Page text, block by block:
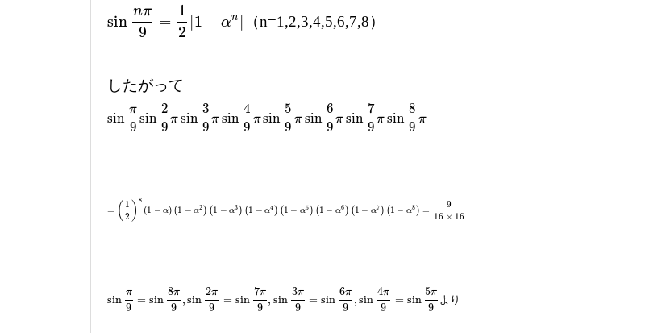
sin
nπ
9
=
1
2
|1 − αn |
sinnπ9= 12 1− α n| （n=1,2,3,4,5,6,7,8）
したがって
sin
π
9
sin
2
9
πsin
3
9
πsin
4
9
πsin
5
9
πsin
6
9
πsin
7
9
π sin
8
9
π
sinπ 9sin29πsin39πsin49πsin59πsin69πsin7 9πsin89 π
= ( 1
2 ) 8
(1 − α) (1 − α2 ) (1 − α3 ) (1 − α4 ) (1 − α5 ) (1 − α6 ) (1 − α7 ) (1 − α8 ) =
9
16 × 16
=( 1 2)8 ( −α (1 −α 2)( 1− α3 )( 1− α4 )(1 − α5 )(1−α 6 )(1 −α7) (1−α 8) =9 16× 16
sin
π
9
= sin
8π
9
,sin
2π
9
= sin
7π
9
, sin
3π
9
= sin
6π
9
,sin
4π
9
= sin
5π
9
sinπ9= sin8π9 ,sin 2π9= sin7 π9 ,sin 3π9= sin6 π9, sin 4π9=sin 5 π9 より